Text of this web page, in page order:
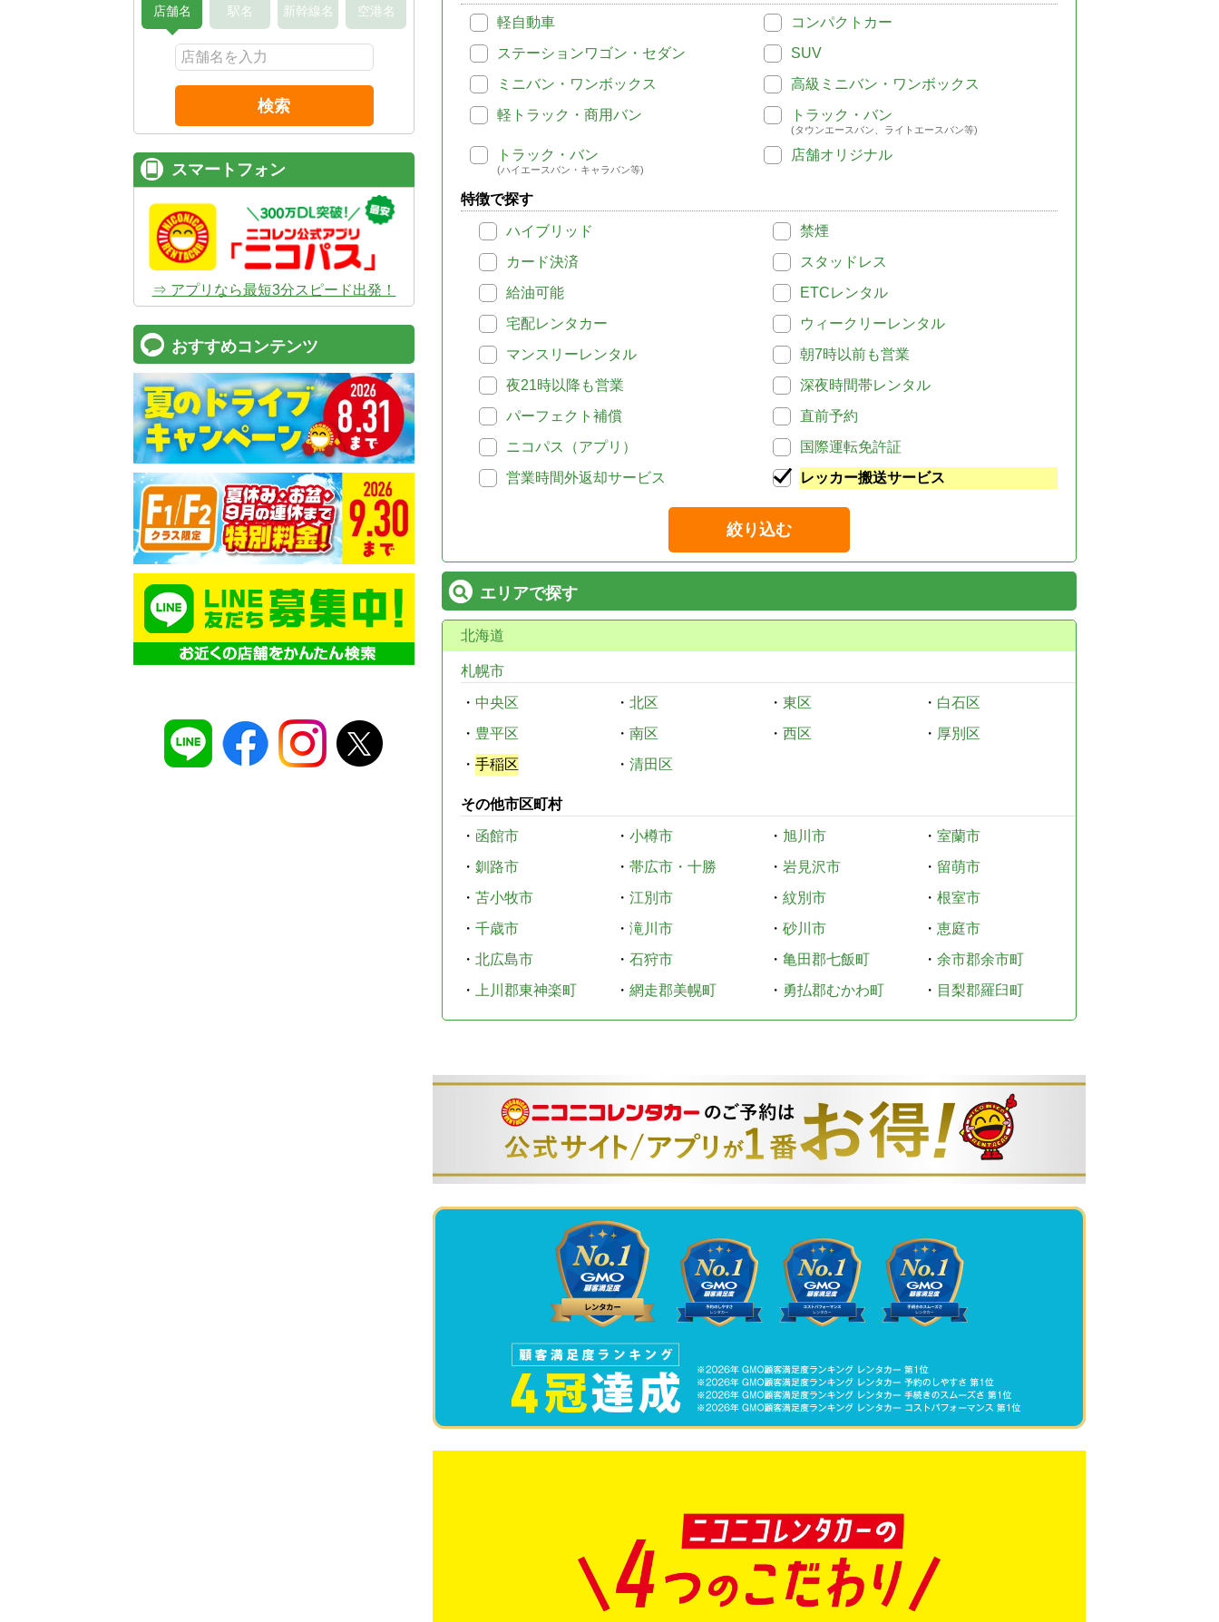
軽自動車
コンパクトカー
ステーションワゴン・セダン
SUV
ミニバン・ワンボックス
高級ミニバン・ワンボックス
軽トラック・商用バン
トラック・バン
(タウンエースバン、ライトエースバン等)
トラック・バン
(ハイエースバン・キャラバン等)
店舗オリジナル
特徴で探す
ハイブリッド
禁煙
カード決済
スタッドレス
給油可能
ETCレンタル
宅配レンタカー
ウィークリーレンタル
マンスリーレンタル
朝7時以前も営業
夜21時以降も営業
深夜時間帯レンタル
パーフェクト補償
直前予約
ニコパス（アプリ）
国際運転免許証
営業時間外返却サービス
レッカー搬送サービス
絞り込む
エリアで探す
北海道
札幌市
・ 中央区 ・ 北区 ・ 東区 ・ 白石区
・ 豊平区 ・ 南区 ・ 西区 ・ 厚別区
・ 手稲区 ・ 清田区
その他市区町村
・ 函館市 ・ 小樽市 ・ 旭川市 ・ 室蘭市
・ 釧路市 ・ 帯広市・十勝 ・ 岩見沢市 ・ 留萌市
・ 苫小牧市 ・ 江別市 ・ 紋別市 ・ 根室市
・ 千歳市 ・ 滝川市 ・ 砂川市 ・ 恵庭市
・ 北広島市 ・ 石狩市 ・ 亀田郡七飯町 ・ 余市郡余市町
・
上川郡東神楽町 ・ 網走郡美幌町 ・ 勇払郡むかわ町 ・ 目梨郡羅臼町
店舗名 駅名 新幹線名 空港名
検索
スマートフォン
⇒ アプリなら最短3分スピード出発！
おすすめコンテンツ